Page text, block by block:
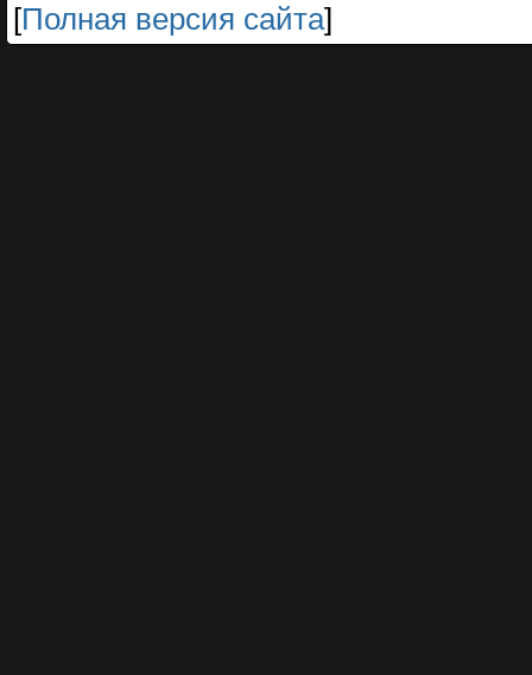
[Полная версия сайта]